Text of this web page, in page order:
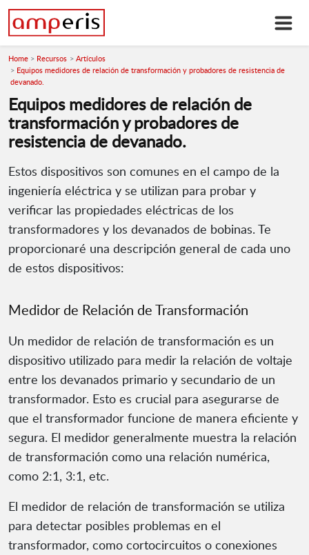
Home Recursos
Artículos
Equipos medidores de relación de transformación y probadores de resistencia de
devanado.
Equipos medidores de relación de
transformación y probadores de
resistencia de devanado.
Estos dispositivos son comunes en el campo de la
ingeniería eléctrica y se utilizan para probar y
verificar las propiedades eléctricas de los
transformadores y los devanados de bobinas. Te
proporcionaré una descripción general de cada uno
de estos dispositivos:
Medidor de Relación de Transformación
Un medidor de relación de transformación es un
dispositivo utilizado para medir la relación de voltaje
entre los devanados primario y secundario de un
transformador. Esto es crucial para asegurarse de
que el transformador funcione de manera eficiente y
segura. El medidor generalmente muestra la relación
de transformación como una relación numérica,
como 2:1, 3:1, etc.
El medidor de relación de transformación se utiliza
para detectar posibles problemas en el
transformador, como cortocircuitos o conexiones